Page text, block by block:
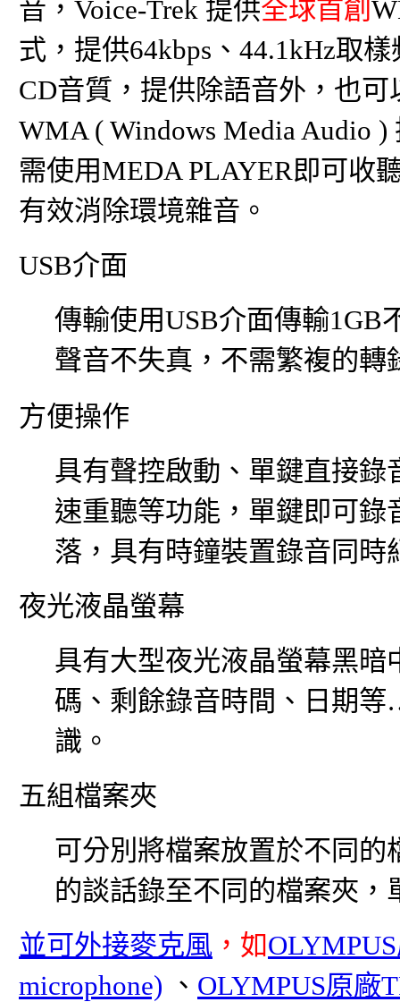
音， Voice-Trek 提供全球首創
式，提供64kbps、44.1kHz取
CD音質，提供除語音外，也
WMA ( Windows Media Audio
需使用MEDA PLAYER即可收
有效消除環境雜音。
USB介面
傳輸使用USB介面傳輸1GB
聲音不失真，不需繁複的轉
方便操作
具有聲控啟動 、單鍵直接
速重聽等功能 ，單鍵即可
落，具有時鐘裝置錄音同時
夜光液晶螢幕
具有大型夜光液晶螢幕黑
碼、剩餘錄音時間、日期
識。
五組檔案夾
可分別將檔案放置於不同
的談話錄至不同的檔案夾
並可外接麥克風 ，如
microphone) 、 OLYMPUS原廠